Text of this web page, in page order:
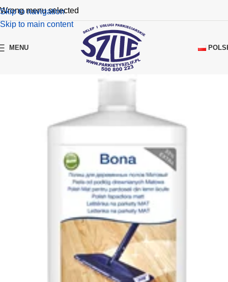
Skip to navigation
Skip to main content
Wrong menu selected
MENU